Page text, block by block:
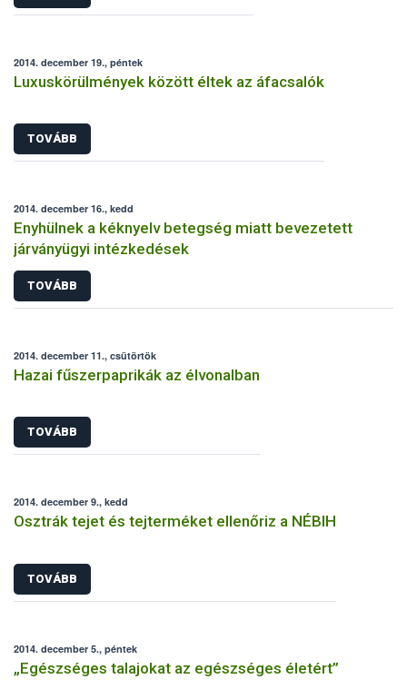
2014. december 19., péntek
Luxuskörülmények között éltek az áfacsalók
TOVÁBB
2014. december 16., kedd
Enyhülnek a kéknyelv betegség miatt bevezetett
járványügyi intézkedések
TOVÁBB
2014. december 11., csütörtök
Hazai fűszerpaprikák az élvonalban
TOVÁBB
2014. december 9., kedd
Osztrák tejet és tejterméket ellenőriz a NÉBIH
TOVÁBB
2014. december 5., péntek
„Egészséges talajokat az egészséges életért”